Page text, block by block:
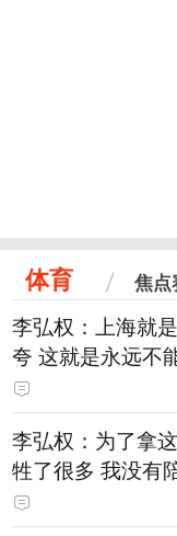
体育 焦点
李弘权：上海就
夸 这就是永远不
李弘权：为了拿
牲了很多 我没有